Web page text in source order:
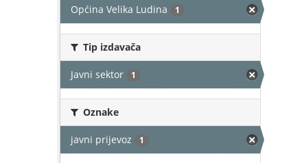
Općina Velika Ludina 1
Tip izdavača
Javni sektor 1
Oznake
javni prijevoz 1